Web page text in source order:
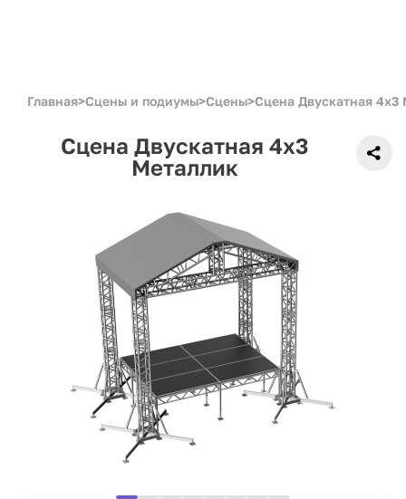
Главная>Сцены и подиумы>Сцены>Сцена Двускатная 4x3
Сцена Двускатная 4x3
Металлик